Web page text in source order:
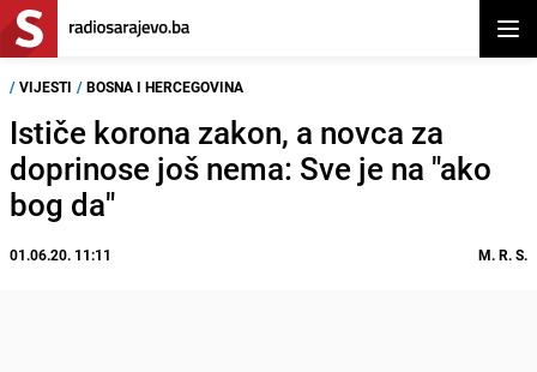
/ VIJESTI / BOSNA I HERCEGOVINA
Ističe korona zakon, a novca za
doprinose još nema: Sve je na "ako
bog da"
01.06.20. 11:11 M. R. S.